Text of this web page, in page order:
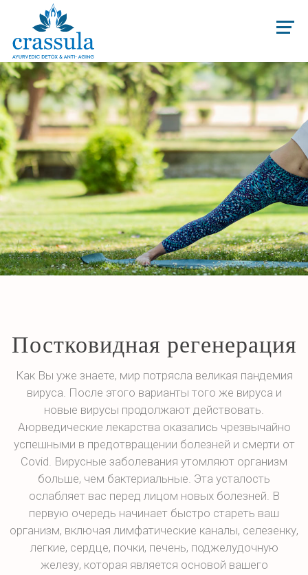
Постковидная регенерация
Как Вы уже знаете, мир потрясла великая пандемия
вируса. После этого варианты того же вируса и
новые вирусы продолжают действовать.
Аюрведические лекарства оказались чрезвычайно
успешными в предотвращении болезней и смерти от
Covid. Вирусные заболевания утомляют организм
больше, чем бактериальные. Эта усталость
ослабляет вас перед лицом новых болезней. В
первую очередь начинает быстро стареть ваш
организм, включая лимфатические каналы, селезенку,
легкие, сердце, почки, печень, поджелудочную
железу, которая является основой вашего